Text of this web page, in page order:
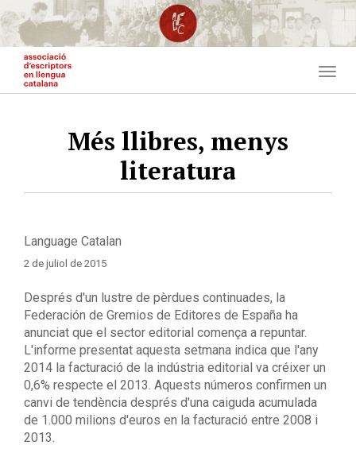
Vés
al
contingut
Més llibres, menys
literatura
Language Catalan
2 de juliol de 2015
Després d'un lustre de pèrdues continuades, la
Federación de Gremios de Editores de España ha
anunciat que el sector editorial comença a repuntar.
L'informe presentat aquesta setmana indica que l'any
2014 la facturació de la indústria editorial va créixer un
0,6% respecte el 2013. Aquests números confirmen un
canvi de tendència després d'una caiguda acumulada
de 1.000 milions d'euros en la facturació entre 2008 i
2013.